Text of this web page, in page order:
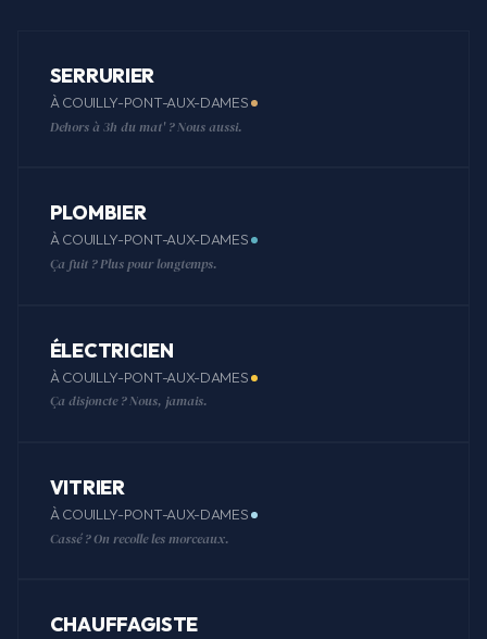
SERRURIER
À COUILLY-PONT-AUX-DAMES
Dehors à 3h du mat' ? Nous aussi.
PLOMBIER
À COUILLY-PONT-AUX-DAMES
Ça fuit ? Plus pour longtemps.
ÉLECTRICIEN
À COUILLY-PONT-AUX-DAMES
Ça disjoncte ? Nous, jamais.
VITRIER
À COUILLY-PONT-AUX-DAMES
Cassé ? On recolle les morceaux.
CHAUFFAGISTE